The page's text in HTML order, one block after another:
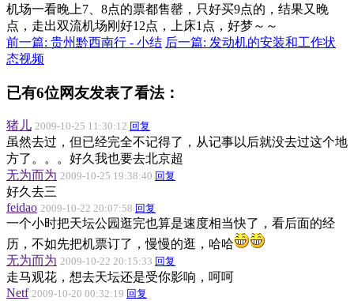
机场一看晚上7、8点的票都售罄，只好买9点的，结果又晚
点，走出双流机场刚好12点，上床1点，好梦～～
前一篇: 贵州黔西南行 - 小结 后一篇: 发动机的安装和工作状
态视频
已有6位网友发表了看法：
猪儿 2009-10-25 11:30:12 回复
虽然去过，但已经完全不记得了，从记事以后就没去过这个地
方了。。。好久我也要去北京超
无为而为 2009-10-25 19:38:40 回复
好久去三
feidao 2009-10-22 20:07:58 回复
一个小时把天坛公园逛完也算是速度相当快了，看后面的经
历，不如先把机票订了，慢慢的逛，哈哈
无为而为 2009-10-22 20:15:33 回复
走马观花，想去天坛还是受你影响，呵呵
Netf 2009-10-20 00:32:19 回复